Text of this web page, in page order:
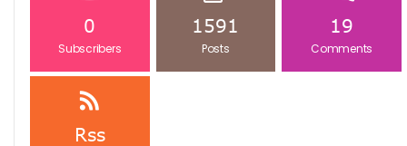
0
Subscribers
1591
Posts
19
Comments
Rss